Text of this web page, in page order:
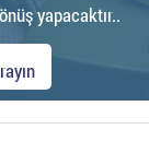
yapacaktır..